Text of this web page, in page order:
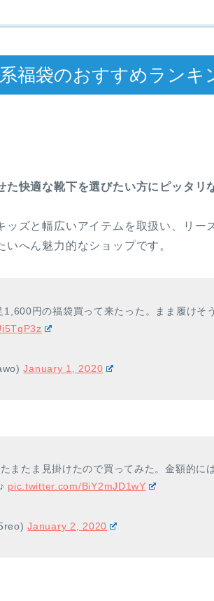
系福袋のおすすめランキ
た快適な靴下を選びたい方にピッタリ
ッズと幅広いアイテムを取扱い、リー
いへん魅力的なショップです。
1,600円の福袋買って来たった。まま履けそ
January 1, 2020
またま見掛けたので買ってみた。金額的に
pic.twitter.com/BiY2mJD1wY
January 2, 2020